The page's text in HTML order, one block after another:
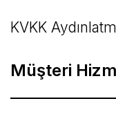
KVKK
Müşteri